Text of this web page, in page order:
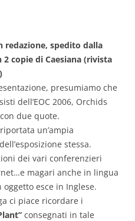
redazione, spedito dalla
copie di Caesiana (rivista
presumiamo che
dell’EOC 2006, Orchids
due quote.
un’ampia
stessa.
dei vari conferenzieri
magari anche in lingua
esce in Inglese.
ci piace ricordare i
consegnati in tale